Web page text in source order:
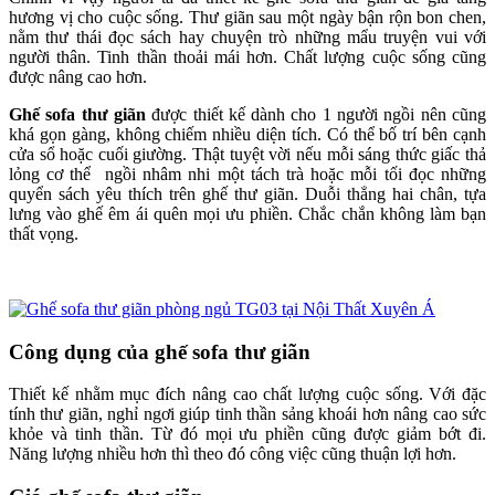
hương vị cho cuộc sống. Thư giãn sau một ngày bận rộn bon chen,
nằm thư thái đọc sách hay chuyện trò những mẩu truyện vui với
người thân. Tinh thần thoải mái hơn. Chất lượng cuộc sống cũng
được nâng cao hơn.
Ghế sofa thư giãn được thiết kế dành cho 1 người ngồi nên cũng
khá gọn gàng, không chiếm nhiều diện tích. Có thể bố trí bên cạnh
cửa sổ hoặc cuối giường. Thật tuyệt vời nếu mỗi sáng thức giấc thả
lỏng cơ thể ngồi nhâm nhi một tách trà hoặc mỗi tối đọc những
quyển sách yêu thích trên ghế thư giãn. Duỗi thẳng hai chân, tựa
lưng vào ghế êm ái quên mọi ưu phiền. Chắc chắn không làm bạn
thất vọng.
Công dụng của ghế sofa thư giãn
Thiết kế nhằm mục đích nâng cao chất lượng cuộc sống. Với đặc
tính thư giãn, nghỉ ngơi giúp tinh thần sảng khoái hơn nâng cao sức
khỏe và tinh thần. Từ đó mọi ưu phiền cũng được giảm bớt đi.
Năng lượng nhiều hơn thì theo đó công việc cũng thuận lợi hơn.